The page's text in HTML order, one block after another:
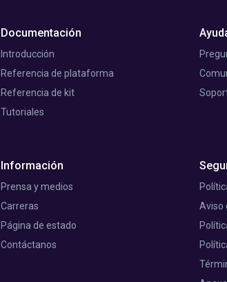
Documentación
Introducción
Referencia de plataforma
Referencia de kit
Tutoriales
Información
Prensa y medios
Carreras
Página de estado
Contáctanos
Aviso